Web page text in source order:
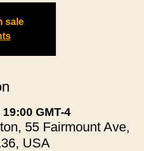
sale
GMT-4
55 Fairmount Ave,
USA